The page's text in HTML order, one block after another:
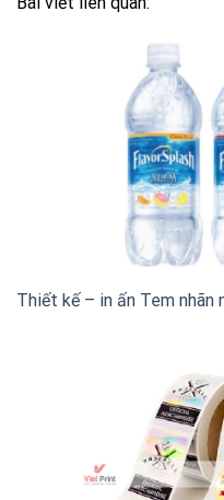
Thiết kế – in ấn Tem nhãn